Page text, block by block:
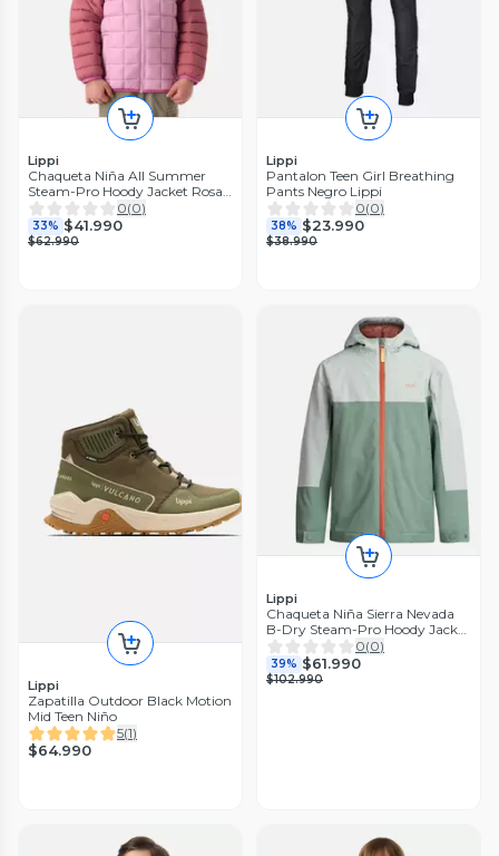
Lippi
Chaqueta Niña All Summer
Steam-Pro Hoody Jacket Rosa
Oscuro Lippi 0(0)
33% $41.990
$62.990
Lippi
Pantalon Teen Girl Breathing
Pants Negro Lippi
0(0)
38% $23.990
$38.990
Lippi
Zapatilla Outdoor Black Motion
Mid Teen Niño
5(1)
$64.990
Lippi
Chaqueta Niña Sierra Nevada
B-Dry Steam-Pro Hoody Jacket
Verde Botella/Jade Lippi
0(0)
39% $61.990
$102.990